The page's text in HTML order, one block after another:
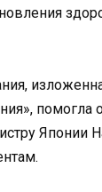
помогла
Японии